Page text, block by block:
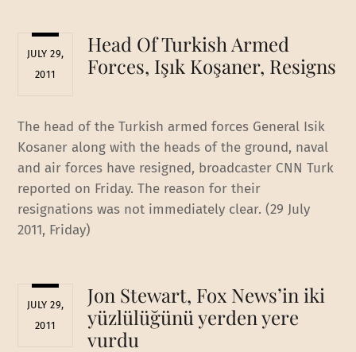
JULY 29,
2011
Head Of Turkish Armed
Forces, Işık Koşaner, Resigns
The head of the Turkish armed forces General Isik
Kosaner along with the heads of the ground, naval
and air forces have resigned, broadcaster CNN Turk
reported on Friday. The reason for their
resignations was not immediately clear. (29 July
2011, Friday)
JULY 29,
2011
Jon Stewart, Fox News’in iki
yüzlülüğünü yerden yere
vurdu